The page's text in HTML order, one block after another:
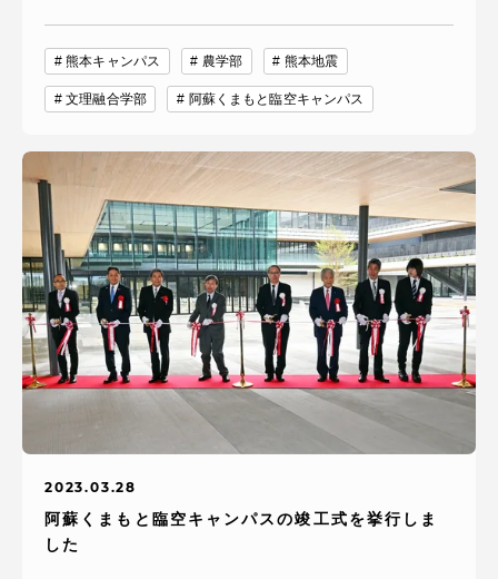
熊本キャンパス 農学部 熊本地震
文理融合学部 阿蘇くまもと臨空キャンパス
2023.03.28
阿蘇くまもと臨空キャンパスの竣工式を挙行しま
した